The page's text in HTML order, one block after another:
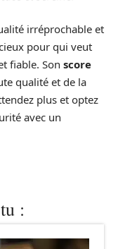
irréprochable et
pour qui veut
fiable. Son score
qualité et de la
plus et optez
avec un
: